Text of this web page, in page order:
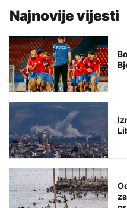
Najnovije vijesti